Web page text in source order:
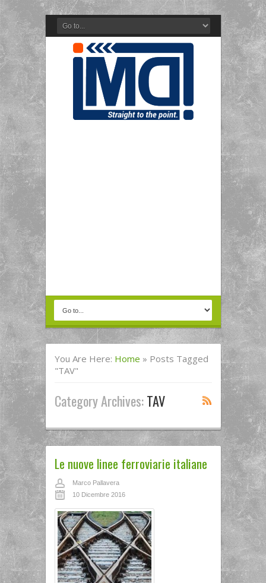
You Are Here: Home » Posts Tagged
"TAV"
Category Archives:TAV
Le nuove linee ferroviarie italiane
Marco Pallavera
10 Dicembre 2016